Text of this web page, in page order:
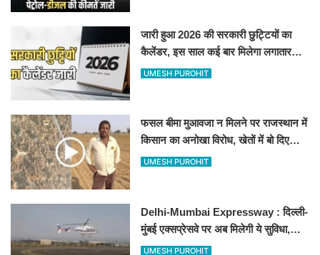
जारी हुआ 2026 की सरकारी छुट्टियों का
कैलेंडर, इस साल कई बार मिलेगा लगातार
अवकाश, देखें
UMESH PUROHIT
फसल बीमा मुआवजा न मिलने पर राजस्थान में
किसान का अनोखा विरोध, खेतों में बो दिए
500-500 रुपए के नोट, वीडियो वायरल
UMESH PUROHIT
Delhi-Mumbai Expressway : दिल्ली-
मुंबई एक्सप्रेसवे पर अब मिलेगी ये सुविधा,
हेलीकॉप्टर सर्विस से तुरंत घायल पहुंचेगा
UMESH PUROHIT